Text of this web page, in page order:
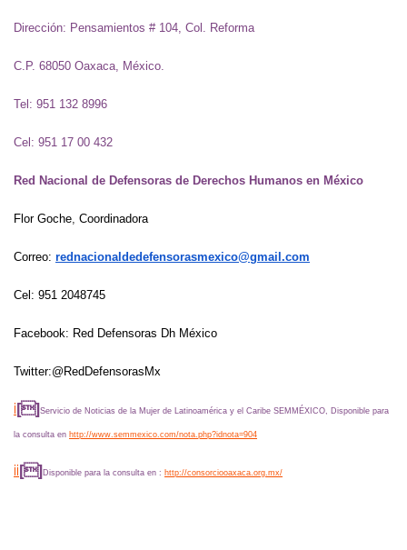
Dirección: Pensamientos # 104, Col. Reforma
C.P. 68050 Oaxaca, México.
Tel: 951 132 8996
Cel: 951 17 00 432
Red Nacional de Defensoras de Derechos Humanos en México
Flor Goche Coordinadora
Correo: rednacionaldedefensorasmexico@gmail.com
Cel: 951 2048745
Facebook: Red Defensoras Dh México
Twitter:@RedDefensorasMx
i  Servicio de Noticias de la Mujer de Latinoamérica y el Caribe SEMMÉXICO, Disponible para
la consulta en http://www.semmexico.com/nota.php?idnota=904
ii  Disponible para la consulta en : http://consorciooaxaca.org.mx/